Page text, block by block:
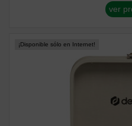
ver
¡Disponible sólo en Internet!